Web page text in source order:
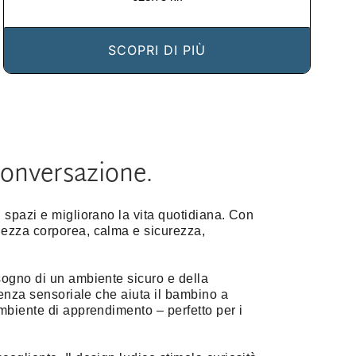
SCOPRI DI PIÙ
e migliorano la vita quotidiana. Con
corporea, calma e sicurezza,
di un ambiente sicuro e della
sensoriale che aiuta il bambino a
di apprendimento – perfetto per i